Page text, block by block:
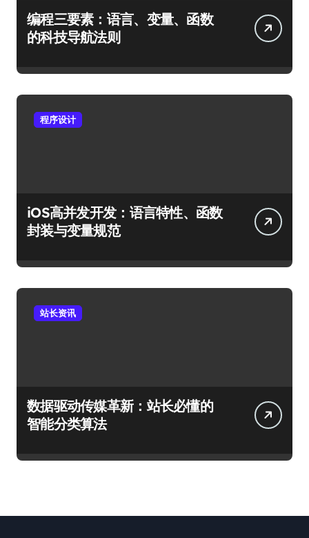
编程三要素：语言、变量、函数
的科技导航法则
程序设计
iOS高并发开发：语言特性、函数
封装与变量规范
站长资讯
数据驱动传媒革新：站长必懂的
智能分类算法